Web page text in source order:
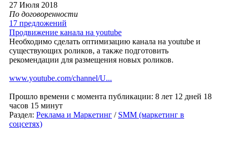
27 Июля 2018
По договоренности
17 предложений
Продвижение канала на youtube
Необходимо сделать оптимизацию канала на youtube и
существующих роликов, а также подготовить
рекомендации для размещения новых роликов.
www.youtube.com/channel/U...
Прошло времени с момента публикации: 8 лет 12 дней 18
часов 15 минут
Раздел: Реклама и Маркетинг / SMM (маркетинг в
соцсетях)